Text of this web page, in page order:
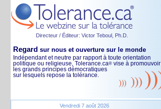
Directeur / Éditeur: Victor Teboul, Ph.D.
Regard sur nous et ouverture sur le monde
Indépendant et neutre par rapport à toute orientation
politique ou religieuse, Tolerance.ca® vise à promouvoir
les grands principes démocratiques
sur lesquels repose la tolérance.
Vendredi 7 août 2026